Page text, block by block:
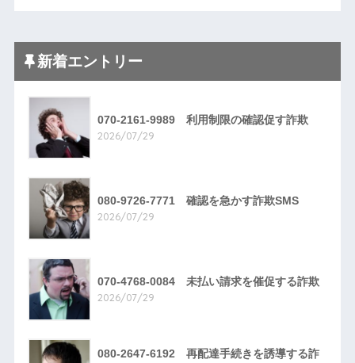
新着エントリー
070-2161-9989 利用制限の確認促す詐欺
2026/07/29
080-9726-7771 確認を急かす詐欺SMS
2026/07/29
070-4768-0084 未払い請求を催促する詐欺
2026/07/29
080-2647-6192 再配達手続きを誘導する詐